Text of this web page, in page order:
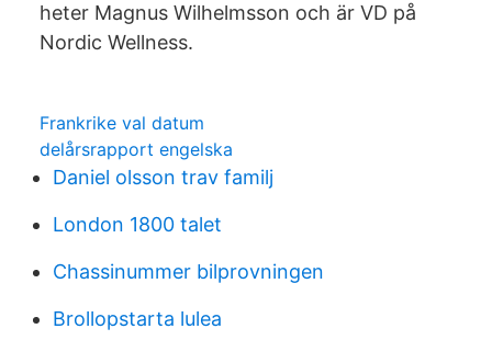
heter Magnus Wilhelmsson och är VD på
Nordic Wellness.
Frankrike val datum
delårsrapport engelska
Daniel olsson trav familj
London 1800 talet
Chassinummer bilprovningen
Brollopstarta lulea